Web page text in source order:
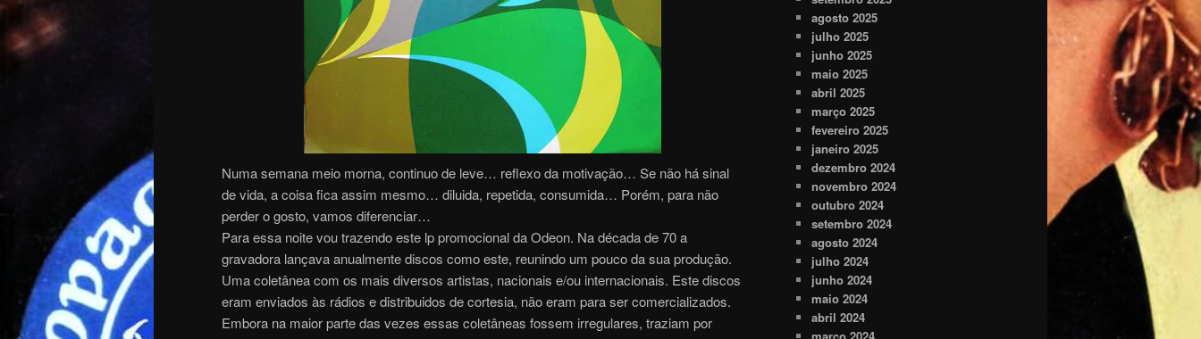
Numa semana meio morna, continuo de leve… reflexo da motivação… Se não há sinal
de vida, a coisa fica assim mesmo… diluida, repetida, consumida… Porém, para não
perder o gosto, vamos diferenciar…
Para essa noite vou trazendo este lp promocional da Odeon. Na década de 70 a
gravadora lançava anualmente discos como este, reunindo um pouco da sua produção.
Uma coletânea com os mais diversos artistas, nacionais e/ou internacionais. Este discos
eram enviados às rádios e distribuidos de cortesia, não eram para ser comercializados.
Embora na maior parte das vezes essas coletâneas fossem irregulares, traziam por
agosto 2025
julho 2025
junho 2025
maio 2025
abril 2025
março 2025
fevereiro 2025
janeiro 2025
dezembro 2024
novembro 2024
outubro 2024
setembro 2024
agosto 2024
julho 2024
junho 2024
maio 2024
abril 2024
março 2024